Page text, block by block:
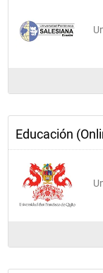
Educación